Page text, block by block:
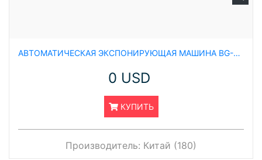
АВТОМАТИЧЕСКАЯ ЭКСПОНИРУЮЩАЯ МАШИНА BG-607S
0 USD
КУПИТЬ
Производитель: Китай (180)